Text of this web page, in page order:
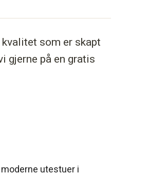
som er skapt
gjerne på en gratis
utestuer i